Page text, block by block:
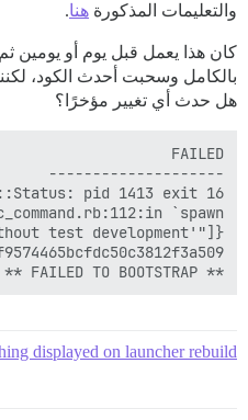
والتعليمات المذكورة هنا.
كان هذا يعمل قبل يوم أو يومين
بالكامل وسحبت أحدث الكود،
هل حدث أي تغيير مؤخرًا؟
** FAILED TO BOOTSTRAP ** يرجى التمرير للأعلى والبحث عن رسائل الخطأ السابقة، قد يكون هناك أكثر من واحدة.
displayed on launcher rebuild